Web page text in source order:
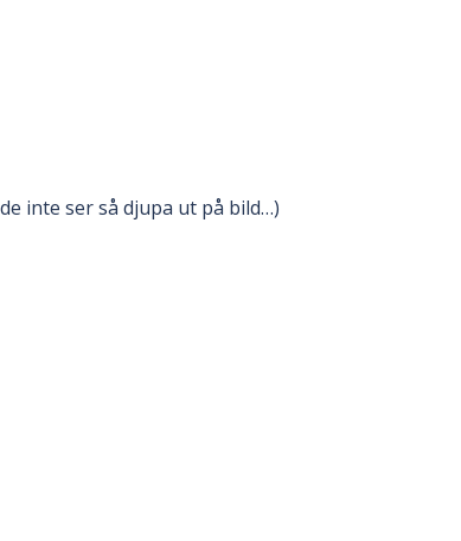
inte ser så djupa ut på bild…)